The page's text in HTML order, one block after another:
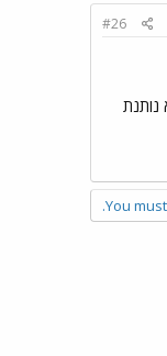
#26
2 ידיים על השולחן כשהיא נותנת
You